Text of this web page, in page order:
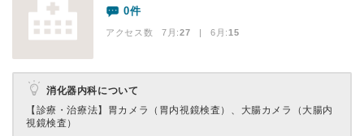
0件
アクセス数 7月:27 | 6月:15
消化器内科について
【診療・治療法】 胃カメラ（胃内視鏡検査）、大腸カメラ（大腸内
視鏡検査）